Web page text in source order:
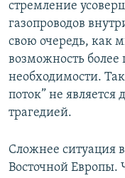
стремление
газопроводов
свою очередь, как
возможность более
необходимости.
поток” не
трагедией.
Сложнее ситуация
Восточной Европы.